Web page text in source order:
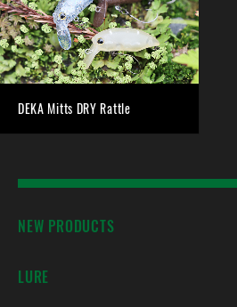
DEKA Mitts DRY Rattle
NEW PRODUCTS
LURE